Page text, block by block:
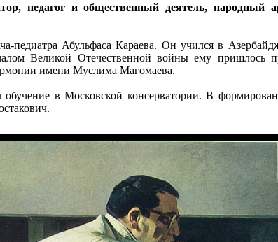
педагог и общественный деятель, народный
педиатра Абульфаса Караева. Он учился в
Великой Отечественной войны ему пришлось
имени Муслима Магомаева.
в Московской консерватории. В